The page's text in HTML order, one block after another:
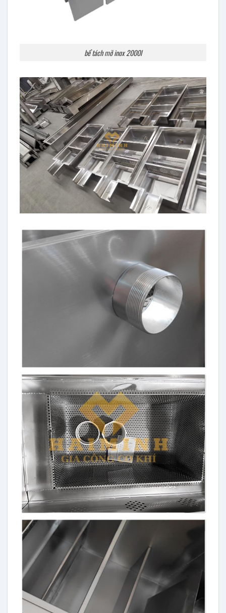
bể tách mỡ inox 2000l